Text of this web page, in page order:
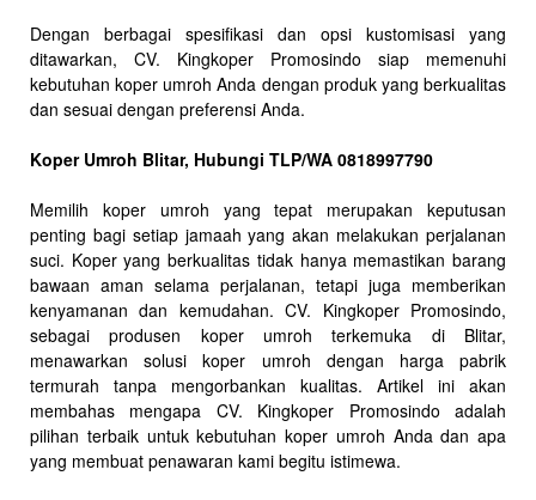
Dengan berbagai spesifikasi dan opsi kustomisasi yang
ditawarkan, CV. Kingkoper Promosindo siap memenuhi
kebutuhan koper umroh Anda dengan produk yang berkualitas
dan sesuai dengan preferensi Anda.
Koper Umroh Blitar, Hubungi TLP/WA 0818997790
Memilih koper umroh yang tepat merupakan keputusan
penting bagi setiap jamaah yang akan melakukan perjalanan
suci. Koper yang berkualitas tidak hanya memastikan barang
bawaan aman selama perjalanan, tetapi juga memberikan
kenyamanan dan kemudahan. CV. Kingkoper Promosindo,
sebagai produsen koper umroh terkemuka di Blitar,
menawarkan solusi koper umroh dengan harga pabrik
termurah tanpa mengorbankan kualitas. Artikel ini akan
membahas mengapa CV. Kingkoper Promosindo adalah
pilihan terbaik untuk kebutuhan koper umroh Anda dan apa
yang membuat penawaran kami begitu istimewa.